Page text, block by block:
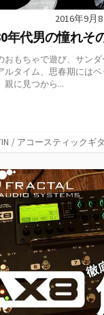
2016年9月
年代男の憧れそ
おもちゃで遊び、サン
ルタイム、思春期には
親に見つから...
/ アコースティックギ